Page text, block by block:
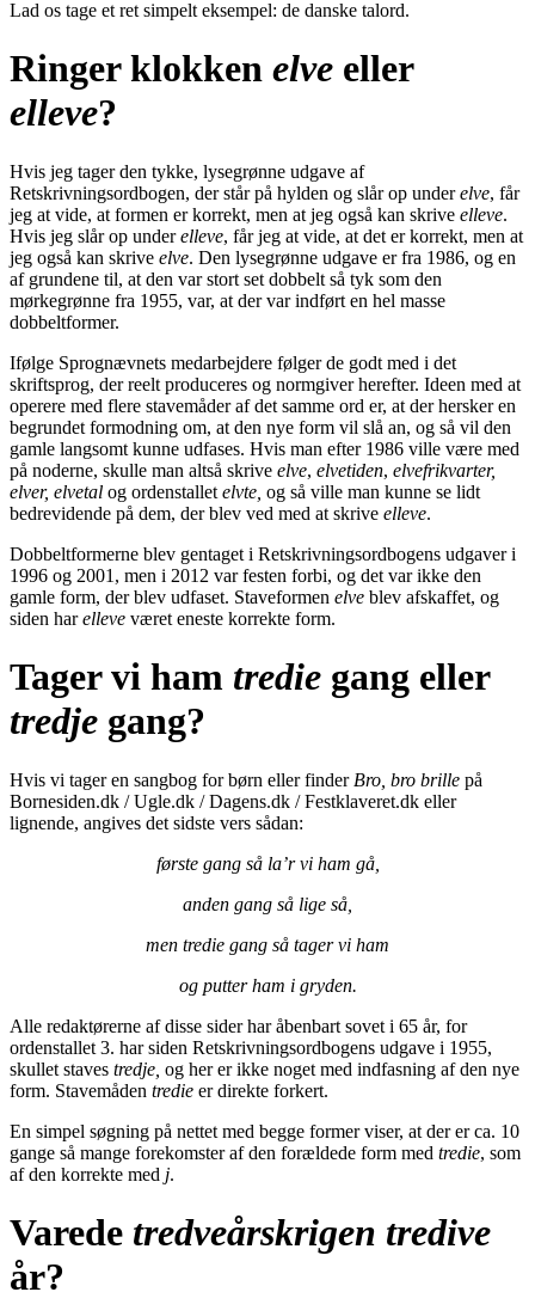
Lad os tage et ret simpelt eksempel: de danske talord.
Ringer klokken elve eller
elleve?
Hvis jeg tager den tykke, lysegrønne udgave af
Retskrivningsordbogen, der står på hylden og slår op underelve, får
jeg at vide, at formen er korrekt, men at jeg også kan skrive elleve.
Hvis jeg slår op underelleve, får jeg at vide, at det er korrekt, men at
jeg også kan skrive elve. Den lysegrønne udgave er fra 1986, og en
af grundene til, at den var stort set dobbelt så tyk som den
mørkegrønne fra 1955, var, at der var indført en hel masse
dobbeltformer.
Ifølge Sprognævnets medarbejdere følger de godt med i det
skriftsprog, der reelt produceres og normgiver herefter. Ideen med at
operere med flere stavemåder af det samme ord er, at der hersker en
begrundet formodning om, at den nye form vil slå an, og så vil den
gamle langsomt kunne udfases. Hvis man efter 1986 ville være med
på noderne, skulle man altså skrive elve, elvetiden, elvefrikvarter,
elver, elvetal og ordenstallet elvte, og så ville man kunne se lidt
bedrevidende på dem, der blev ved med at skrive elleve.
Dobbeltformerne blev gentaget i Retskrivningsordbogens udgaver i
1996 og 2001, men i 2012 var festen forbi, og det var ikke den
gamle form, der blev udfaset. Staveformen elve blev afskaffet, og
siden harelleve været eneste korrekte form.
Tager vi ham tredie gang eller
tredje gang?
Hvis vi tager en sangbog for børn eller finder Bro, bro brille på
Bornesiden.dk / Ugle.dk / Dagens.dk / Festklaveret.dk eller
lignende, angives det sidste vers sådan:
første gang så la’r vi ham gå,
anden gang så lige så,
men tredie gang så tager vi ham
og putter ham i gryden.
Alle redaktørerne af disse sider har åbenbart sovet i 65 år, for
ordenstallet 3. har siden Retskrivningsordbogens udgave i 1955,
skullet staves tredje, og her er ikke noget med indfasning af den nye
form. Stavemåden tredie er direkte forkert.
En simpel søgning på nettet med begge former viser, at der er ca. 10
gange så mange forekomster af den forældede form med tredie, som
af den korrekte med j.
Varede tredveårskrigen tredive
år?